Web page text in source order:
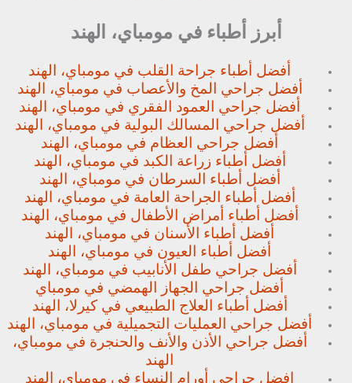
أبرز أطباء في مومباي، الهند
أفضل أطباء جراحة القلب في مومباي، الهند
أفضل جراحي المخ والأعصاب في مومباي، الهند
أفضل جراحي العمود الفقري في مومباي، الهند
أفضل جراحي المسالك البولية في مومباي، الهند
أفضل جراحي العظام في مومباي، الهند
أفضل أطباء زراعة الكبد في مومباي، الهند
أفضل أطباء السرطان في مومباي، الهند
أفضل أطباء الجراحة العامة في مومباي، الهند
أفضل أطباء أمراض الأطفال في مومباي، الهند
أفضل أطباء الأسنان في مومباي، الهند
أفضل أطباء العيون في مومباي، الهند
أفضل جراحي طفل الأنابيب في مومباي، الهند
أفضل جراحي الجهاز الهمضي في مومباي
أفضل أطباء العلاج الطبيعي في كيرلا، الهند
أفضل جراحي العمليات التجميلية في مومباي، الهند
أفضل جراحي الأذن والأنف والحنجرة في مومباي،
الهند
افضل جراحي أورام النساء في مومباي، الهند